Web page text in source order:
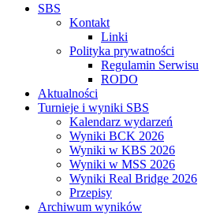
SBS
Kontakt
Linki
Polityka prywatności
Regulamin Serwisu
RODO
Aktualności
Turnieje i wyniki SBS
Kalendarz wydarzeń
Wyniki BCK 2026
Wyniki w KBS 2026
Wyniki w MSS 2026
Wyniki Real Bridge 2026
Przepisy
Archiwum wyników